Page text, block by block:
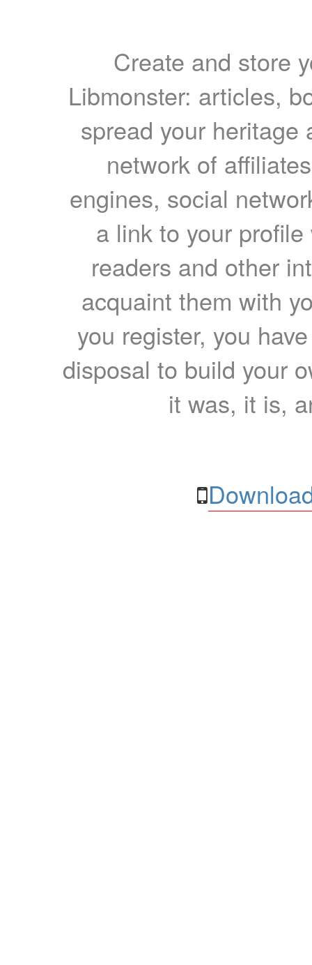
Create and store
Libmonster: articles,
spread your heritage
network of
engines, social
a link to your
readers and other
acquaint them with
you register, you
disposal to build your
it was, it is,